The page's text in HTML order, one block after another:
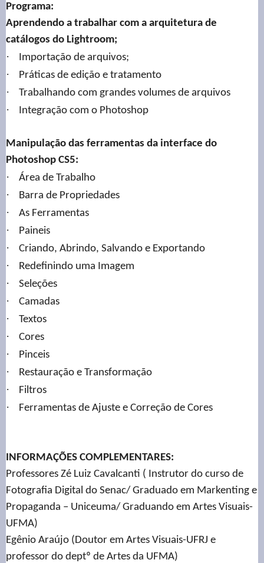
Programa:
Aprendendo a trabalhar com a arquitetura de
catálogos do Lightroom;
· Importação de arquivos;
· Práticas de edição e tratamento
· Trabalhando com grandes volumes de arquivos
· Integração com o Photoshop
Manipulação das ferramentas da interface do
Photoshop CS5:
· Área de Trabalho
· Barra de Propriedades
· As Ferramentas
· Paineis
· Criando, Abrindo, Salvando e Exportando
· Redefinindo uma Imagem
· Seleções
· Camadas
· Textos
· Cores
· Pinceis
· Restauração e Transformação
· Filtros
· Ferramentas de Ajuste e Correção de Cores
INFORMAÇÕES COMPLEMENTARES:
Professores Zé Luiz Cavalcanti ( Instrutor do curso de
Fotografia Digital do Senac/ Graduado em Markenting e
Propaganda – Uniceuma/ Graduando em Artes Visuais-
UFMA)
Egênio Araújo (Doutor em Artes Visuais-UFRJ e
professor do deptº de Artes da UFMA)